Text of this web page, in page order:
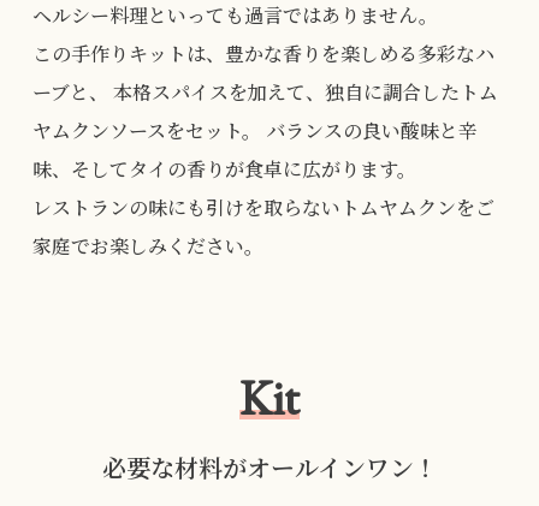
ヘルシー料理といっても過言ではありません。
この手作りキットは、豊かな香りを楽しめる多彩なハ
ーブと、
本格スパイスを加えて、独自に調合したトム
ヤムクンソースをセット。
バランスの良い酸味と辛
味、そしてタイの香りが食卓に広がります。
レストランの味にも引けを取らないトムヤムクンをご
家庭でお楽しみください。
Kit
必要な材料がオールインワン！